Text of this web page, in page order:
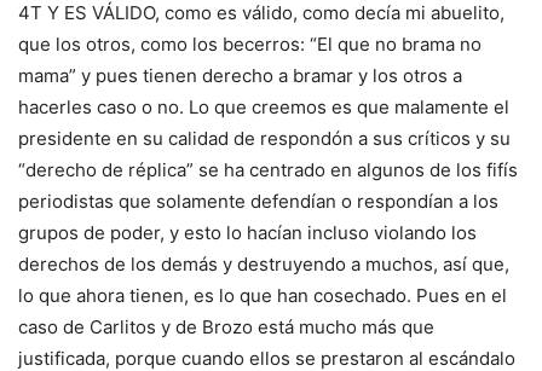
4T Y ES VÁLIDO, como es válido, como decía mi abuelito,
que los otros, como los becerros: “El que no brama no
mama” y pues tienen derecho a bramar y los otros a
hacerles caso o no. Lo que creemos es que malamente el
presidente en su calidad de respondón a sus críticos y su
“derecho de réplica” se ha centrado en algunos de los fifís
periodistas que solamente defendían o respondían a los
grupos de poder, y esto lo hacían incluso violando los
derechos de los demás y destruyendo a muchos, así que,
lo que ahora tienen, es lo que han cosechado. Pues en el
caso de Carlitos y de Brozo está mucho más que
justificada, porque cuando ellos se prestaron al escándalo